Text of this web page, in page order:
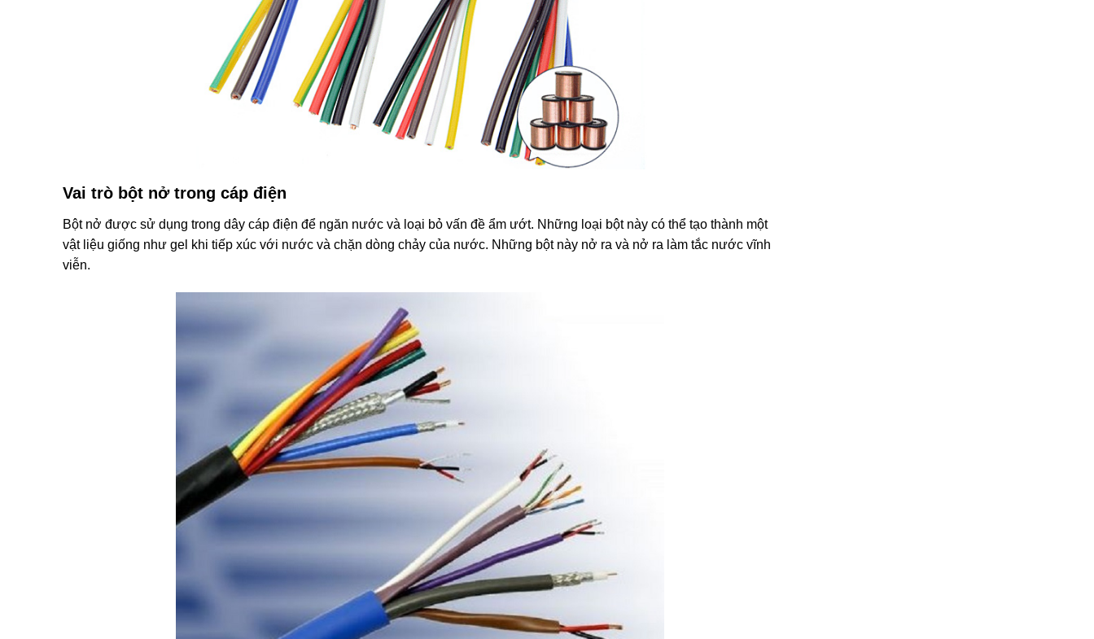
Vai trò bột nở trong cáp điện
Bột nở được sử dụng trong dây cáp điện để ngăn nước và loại bỏ vấn đề ẩm ướt. Những loại bột này có thể tạo thành một
vật liệu giống như gel khi tiếp xúc với nước và chặn dòng chảy của nước. Những bột này nở ra và nở ra làm tắc nước vĩnh
viễn.